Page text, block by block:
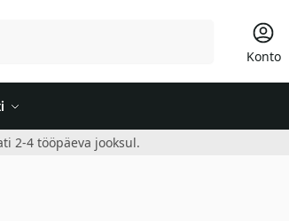
Konto
2-4 tööpäeva jooksul.